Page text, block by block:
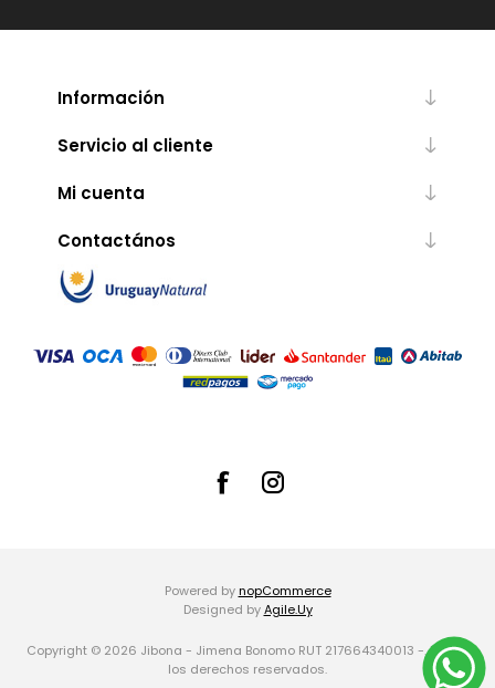
Información
Servicio al cliente
Mi cuenta
Contactános
Powered by nopCommerce
Designed byAgile.Uy
Copyright © 2026 Jibona - Jimena Bonomo RUT 217664340013 -. Todos
los derechos reservados.